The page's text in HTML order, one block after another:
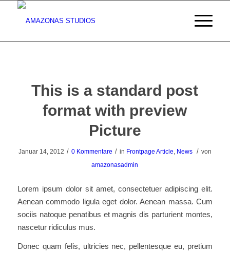
This is a standard post
format with preview
Picture
Januar 14, 2012 / 0 Kommentare / in Frontpage Article, News / von
amazonasadmin
Lorem ipsum dolor sit amet, consectetuer adipiscing elit.
Aenean commodo ligula eget dolor. Aenean massa. Cum
sociis natoque penatibus et magnis dis parturient montes,
nascetur ridiculus mus.
Donec quam felis, ultricies nec, pellentesque eu, pretium